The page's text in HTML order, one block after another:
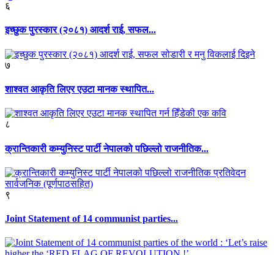
६
इच्छुक पुरस्कार (२०८१) आदर्श राई, सफल...
७
शाश्वत आकृति लिएर एउटा मानक स्थापित...
८
क्रान्तिकारी कम्युनिस्ट पार्टी नेपालको पछिल्लो राजनीतिक...
९
Joint Statement of 14 communist parties...